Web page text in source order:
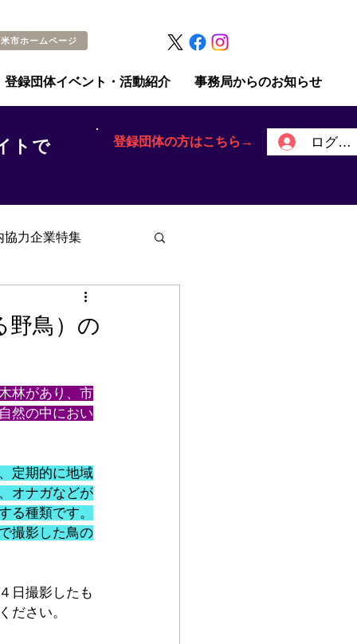
市ホームページ
登録団体イベント・活動紹介 事務局からのお知らせ
トで 登録団体の方はこちら→ ログイ
協力企業特集
鳥）の
林があり、市
然の中におい
定期的に地域
オナガなどが
る種類です。
撮影した鳥の
日撮影したも
ださい。